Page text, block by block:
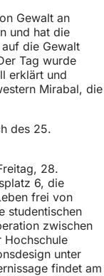
Gewalt an
und hat die
die Gewalt
Tag wurde
erklärt und
Mirabal, die
des 25.
28.
6, die
frei von
studentischen
zwischen
Hochschule
unter
findet am